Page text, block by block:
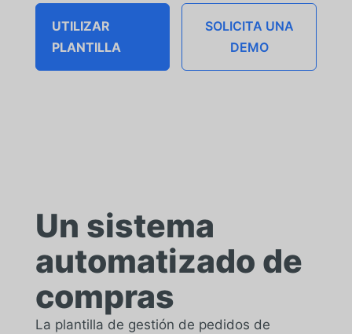
UTILIZAR
PLANTILLA
SOLICITA UNA
DEMO
Un sistema
automatizado de
compras
La plantilla de gestión de pedidos de